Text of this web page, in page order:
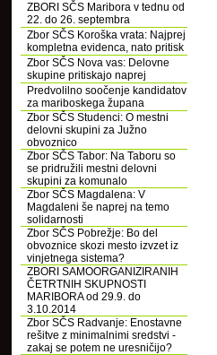
ZBORI SČS Maribora v tednu od
22. do 26. septembra
Zbor SČS Koroška vrata: Najprej
kompletna evidenca, nato pritisk
Zbor SČS Nova vas: Delovne
skupine pritiskajo naprej
Predvolilno soočenje kandidatov
za mariboskega župana
Zbor SČS Studenci: O mestni
delovni skupini za Južno
obvoznico
Zbor SČS Tabor: Na Taboru so
se pridružili mestni delovni
skupini za komunalo
Zbor SČS Magdalena: V
Magdaleni še naprej na temo
solidarnosti
Zbor SČS Pobrežje: Bo del
obvoznice skozi mesto izvzet iz
vinjetnega sistema?
ZBORI SAMOORGANIZIRANIH
ČETRTNIH SKUPNOSTI
MARIBORA od 29.9. do
3.10.2014
Zbor SČS Radvanje: Enostavne
rešitve z minimalnimi sredstvi -
zakaj se potem ne uresničijo?